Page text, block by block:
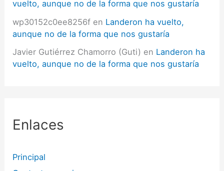
vuelto, aunque no de la forma que nos gustaría
wp30152c0ee8256f en Landeron ha vuelto,
aunque no de la forma que nos gustaría
Javier Gutiérrez Chamorro (Guti) en Landeron ha
vuelto, aunque no de la forma que nos gustaría
Enlaces
Principal